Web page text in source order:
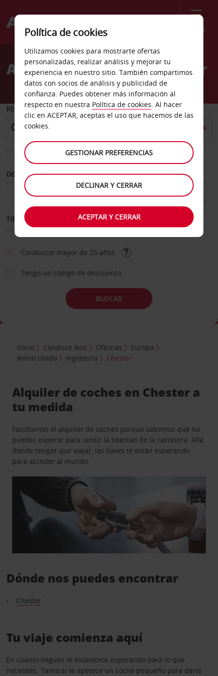
Menú
Welcome
AvisAlquiler de coches Chester
RECOGER EN
Elegir otra oficina de devolución
DESDE HASTA
TIPO DE ALQUILER
Conductor mayor de 25 años
Tengo un código de descuento
BUSCAR
Inicio Conduce Avis Oficinas
Europa
Reino Unido
Inglaterra Chester
Alquiler de coches en Chester a
tu medida
Facilitamos el alquiler de coches porque sabemos que no
puedes esperar para sentir la libertad de la carretera. Allá
donde tengas que viajar, las llaves te están esperando
para acceder al mundo.
Dónde nos puedes encontrar
Chester
Tu viaje comienza aquí
En cuanto llegues te estaremos esperando para lo que
necesites. Tanto si te apetece un coche pequeño para darte
Política de cookies
Utilizamos cookies para mostrarte ofertas
personalizadas, realizar análisis y mejorar tu
experiencia en nuestro sitio. También compartimos
datos con socios de análisis y publicidad de
confianza. Puedes obtener más información al
respecto en nuestra Política de cookies. Al hacer
clic en ACEPTAR, aceptas el uso que hacemos de las
cookies.
GESTIONAR PREFERENCIAS
DECLINAR Y CERRAR
ACEPTAR Y CERRAR